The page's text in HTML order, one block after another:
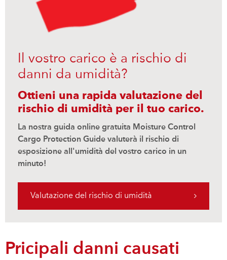
Il vostro carico è a rischio di
danni da umidità?
Ottieni una rapida valutazione del
rischio di umidità per il tuo carico.
La nostra guida online gratuita Moisture Control
Cargo Protection Guide valuterà il rischio di
esposizione all'umidità del vostro carico in un
minuto!
Valutazione del rischio di umidità
Pricipali danni causati